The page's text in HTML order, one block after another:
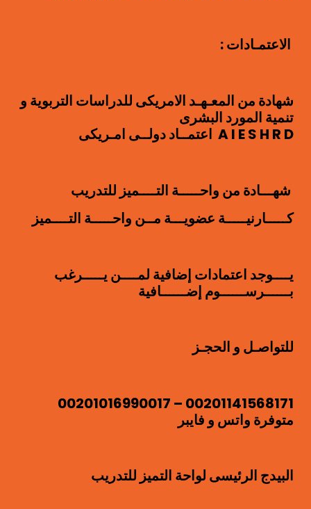
الاعتمـادات :
شهادة من المعـهـد الامريكى للدراسات التربوية و
تنمية المورد البشرى
A I E S H R D اعتمــاد دولــى امـريكى
شهـــادة من واحـــــة التــــميز للتدريب
كـــــارنيـــــة عضويـــة مــن واحـــــة التــــميز
يــــوجد اعتمادات إضافية لمــــن يـــــرغب
بــــــرســــــوم إضــــــافية
للتواصـل و الحجـز
00201141568171 – 00201016990017
متوفرة واتس و فايبر
البيدج الرئيسى لواحة التميز للتدريب